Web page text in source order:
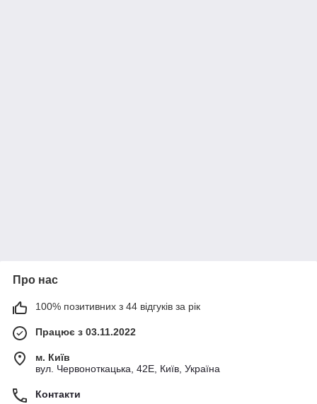
Про нас
100% позитивних з 44 відгуків за рік
Працює з 03.11.2022
м. Київ
вул. Червоноткацька, 42Е, Київ, Україна
Контакти